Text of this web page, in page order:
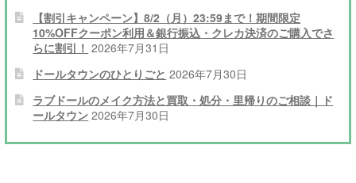
【割引キャンペーン】8/2（月）23:59まで！期間限定
10%OFFクーポン利用＆銀行振込・クレカ決済のご購入でさ
らに割引！ 2026年7月31日
ドールタウンのひとりごと 2026年7月30日
ラブドールのメイク方法と買取・処分・里帰りのご相談｜ド
ールタウン 2026年7月30日